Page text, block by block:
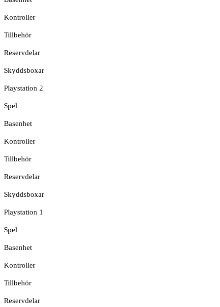
Kontroller
Tillbehör
Reservdelar
Skyddsboxar
Playstation 2
Spel
Basenhet
Kontroller
Tillbehör
Reservdelar
Skyddsboxar
Playstation 1
Spel
Basenhet
Kontroller
Tillbehör
Reservdelar